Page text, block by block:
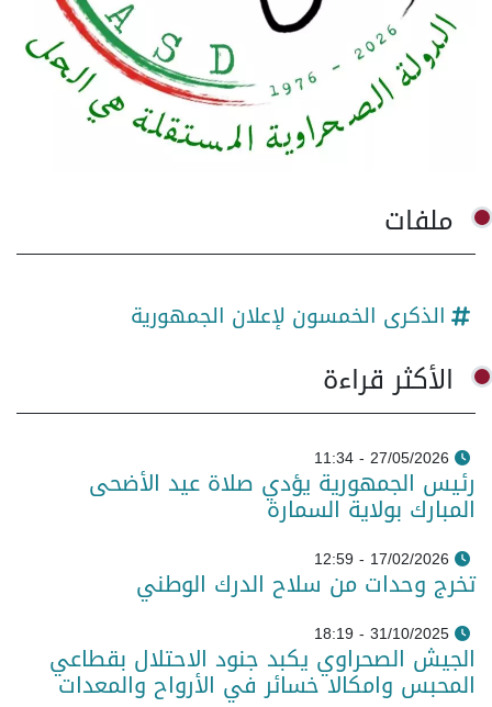
ملفات
الذكرى الخمسون لإعلان الجمهورية
الأكثر قراءة
27/05/2026 - 11:34
رئيس الجمهورية يؤدي صلاة عيد الأضحى
المبارك بولاية السمارة
17/02/2026 - 12:59
تخرج وحدات من سلاح الدرك الوطني
31/10/2025 - 18:19
الجيش الصحراوي يكبد جنود الاحتلال بقطاعي
المحبس وامكالا خسائر في الأرواح والمعدات